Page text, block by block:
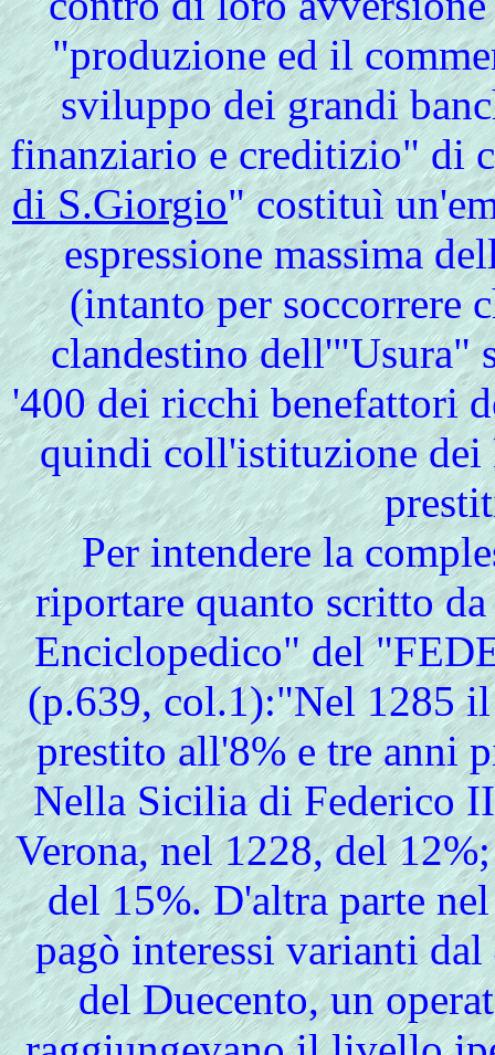
"produzione ed il
sviluppo dei grandi
finanziario e creditizio" di
di S.Giorgio" costituì
espressione massima
(intanto per soccorrere
clandestino dell'"Usura"
'400 dei ricchi benefattori
quindi coll'istituzione dei
Perintendere la
riportare quanto scritto
Enciclopedico" del
(p.639, col.1):"Nel 1285 il
prestito all'8% e tre anni
Nella Sicilia di Federico
Verona, nel 1228, del
del 15%. D'altra parte
pagò interessi varianti
del Duecento, un